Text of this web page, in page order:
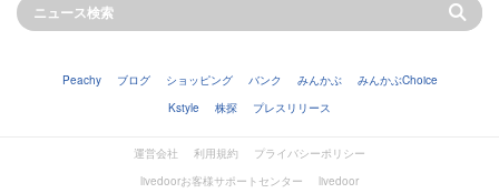
Peachy ブログ ショッピング バンク みんかぶ
みんかぶChoice
Kstyle
株探 プレスリリース
運営会社 利用規約
プライバシーポリシー
livedoorお客様サポートセンター
livedoor